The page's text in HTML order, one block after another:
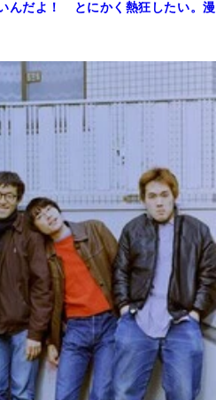
んだよ！ とにかく熱狂したい。漫